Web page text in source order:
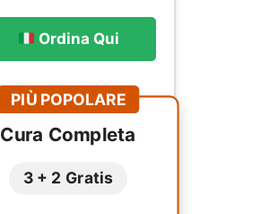
Ordina Qui
PIÙ POPOLARE
Cura Completa
3 + 2 Gratis